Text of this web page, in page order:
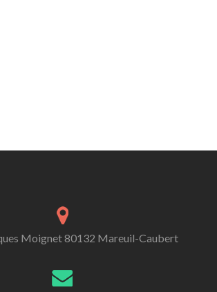
Moignet 80132 Mareuil-Caubert